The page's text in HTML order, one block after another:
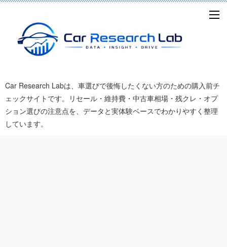
Car Research Labは、車選びで後悔したくない方のための購入前チ
ェックサイトです。リセール・維持費・中古車相場・残クレ・オプ
ション選びの注意点を、データと実体験ベースでわかりやすく整理
しています。